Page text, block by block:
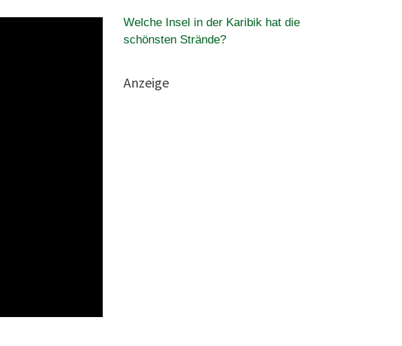
Welche Insel in der Karibik hat die
schönsten Strände?
Anzeige